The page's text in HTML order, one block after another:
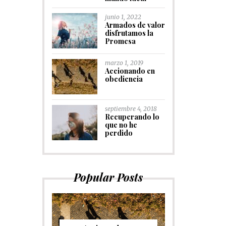
junio 1, 2022
Armados de valor
disfrutamos la
Promesa
marzo 1, 2019
Accionando en
obediencia
septiembre 4, 2018
Recuperando lo
que no he
perdido
Popular Posts